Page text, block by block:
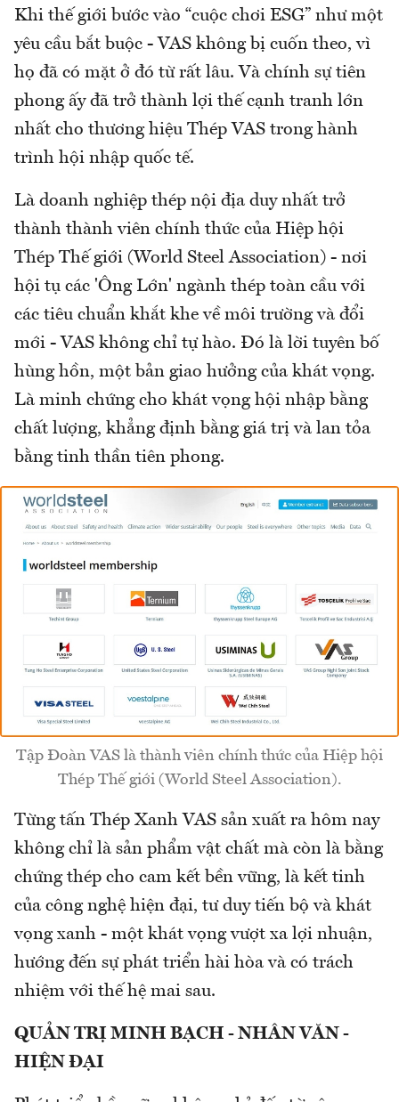
Khi thế giới bước vào “cuộc chơi ESG” như một
yêu cầu bắt buộc - VAS không bị cuốn theo, vì
họ đã có mặt ở đó từ rất lâu. Và chính sự tiên
phong ấy đã trở thành lợi thế cạnh tranh lớn
nhất cho thương hiệu Thép VAS trong hành
trình hội nhập quốc tế.
Là doanh nghiệp thép nội địa duy nhất trở
thành thành viên chính thức của Hiệp hội
Thép Thế giới (World Steel Association) - nơi
hội tụ các 'Ông Lớn' ngành thép toàn cầu với
các tiêu chuẩn khắt khe về môi trường và đổi
mới - VAS không chỉ tự hào. Đó là lời tuyên bố
hùng hồn, một bản giao hưởng của khát vọng.
Là minh chứng cho khát vọng hội nhập bằng
chất lượng, khẳng định bằng giá trị và lan tỏa
bằng tinh thần tiên phong.
Tập Đoàn VAS là thành viên chính thức của Hiệp hội
Thép Thế giới (World Steel Association).
Từng tấn Thép Xanh VAS sản xuất ra hôm nay
không chỉ là sản phẩm vật chất mà còn là bằng
chứng thép cho cam kết bền vững, là kết tinh
của công nghệ hiện đại, tư duy tiến bộ và khát
vọng xanh - một khát vọng vượt xa lợi nhuận,
hướng đến sự phát triển hài hòa và có trách
nhiệm với thế hệ mai sau.
QUẢN TRỊ MINH BẠCH - NHÂN VĂN -
HIỆN ĐẠI